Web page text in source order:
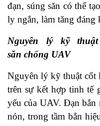
đạn, súng săn có thể
ly ngắn, làm tăng đáng
Nguyên lý kỹ
săn chống UAV
Nguyên lý kỹ thuật cốt
trên sự kết hợp tinh tế
yếu của UAV. Đạn bắn
nón, trong tầm bắn